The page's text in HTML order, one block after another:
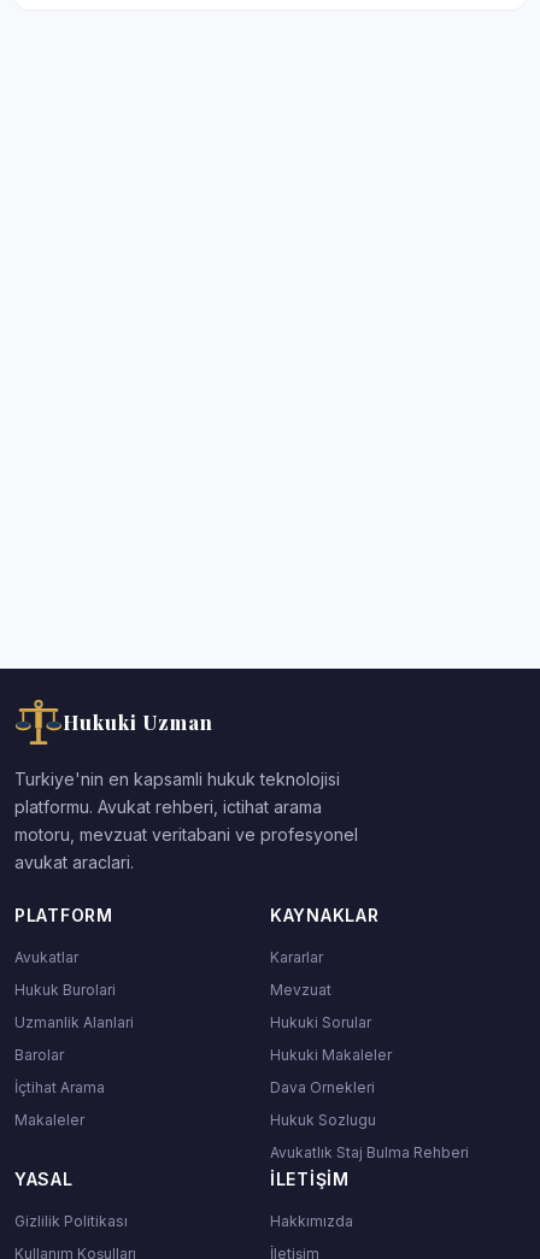
Hukuki Uzman
Turkiye'nin en kapsamli hukuk teknolojisi
platformu. Avukat rehberi, ictihat arama
motoru, mevzuat veritabani ve profesyonel
avukat araclari.
PLATFORM
Avukatlar
Hukuk Burolari
Uzmanlik Alanlari
Barolar
İçtihat Arama
Makaleler
KAYNAKLAR
Kararlar
Mevzuat
Hukuki Sorular
Hukuki Makaleler
Dava Ornekleri
Hukuk Sozlugu
Avukatlık Staj Bulma Rehberi
YASAL
Gizlilik Politikası
Kullanım Koşulları
İLETIŞIM
Hakkımızda
İletişim